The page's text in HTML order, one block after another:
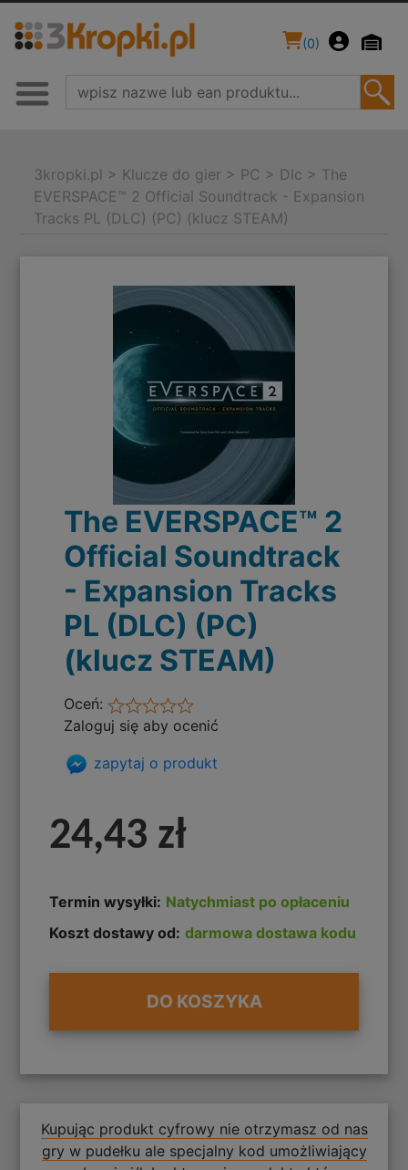
(0)
3kropki.pl > Klucze do gier > PC > Dlc > The
EVERSPACE™ 2 Official Soundtrack - Expansion
Tracks PL (DLC) (PC) (klucz STEAM)
The EVERSPACE™ 2
Official Soundtrack
- Expansion Tracks
PL (DLC) (PC)
(klucz STEAM)
Oceń:
Zaloguj się aby ocenić
zapytaj o produkt
24,43 zł
Termin wysyłki: Natychmiast po opłaceniu
Koszt dostawy od: darmowa dostawa kodu
DO KOSZYKA
Kupując produkt cyfrowy nie otrzymasz od nas
gry w pudełku ale specjalny kod umożliwiający